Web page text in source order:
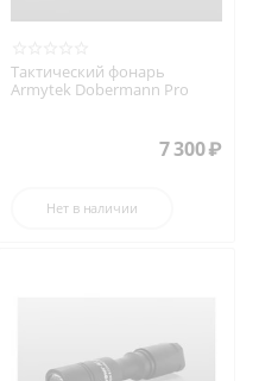
Тактический фонарь
Armytek Dobermann Pro
7 300₽
Нет в наличии